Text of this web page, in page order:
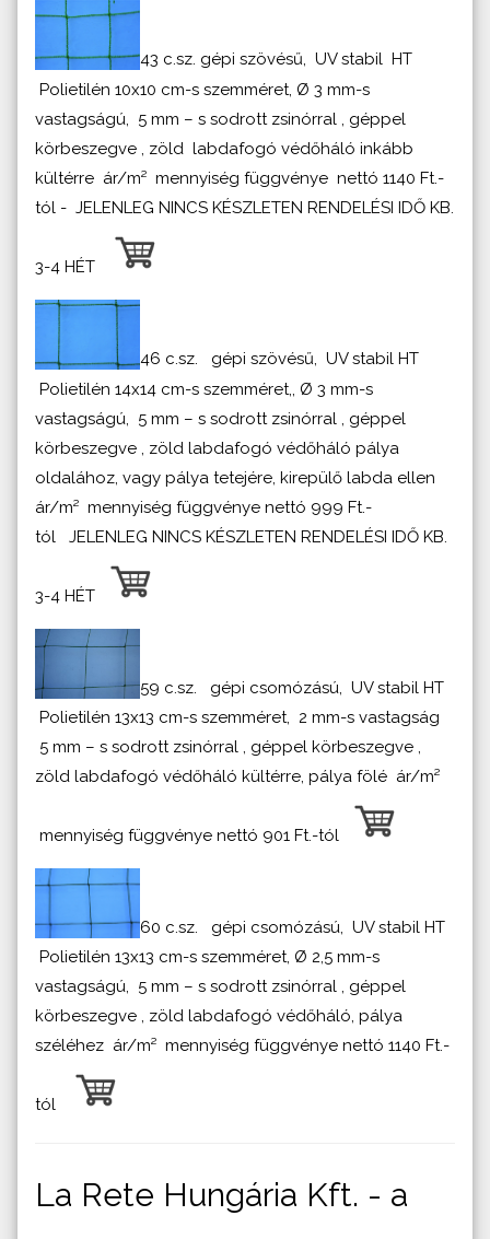
43 c.sz. gépi szövésű, UV stabil HT
Polietilén 10x10 cm-s szemméret, Ø 3 mm-s
vastagságú, 5 mm – s sodrott zsinórral , géppel
körbeszegve , zöld labdafogó védőháló inkább
kültérre ár/m² mennyiség függvénye nettó 1140 Ft.-
tól - JELENLEG NINCS KÉSZLETEN RENDELÉSI IDŐ KB.
3-4 HÉT
46 c.sz. gépi szövésű, UV stabil HT
Polietilén 14x14 cm-s szemméret,, Ø 3 mm-s
vastagságú, 5 mm – s sodrott zsinórral , géppel
körbeszegve , zöld labdafogó védőháló pálya
oldalához, vagy pálya tetejére, kirepülő labda ellen
ár/m² mennyiség függvénye nettó 999 Ft.-
tól JELENLEG NINCS KÉSZLETEN RENDELÉSI IDŐ KB.
3-4 HÉT
59 c.sz. gépi csomózású, UV stabil HT
Polietilén 13x13 cm-s szemméret, 2 mm-s vastagság
5 mm – s sodrott zsinórral , géppel körbeszegve ,
zöld labdafogó védőháló kültérre, pálya fölé ár/m²
mennyiség függvénye nettó 901 Ft.-tól
60 c.sz. gépi csomózású, UV stabil HT
Polietilén 13x13 cm-s szemméret, Ø 2,5 mm-s
vastagságú, 5 mm – s sodrott zsinórral , géppel
körbeszegve , zöld labdafogó védőháló, pálya
széléhez ár/m² mennyiség függvénye nettó 1140 Ft.-
tól
La Rete Hungária Kft. - a